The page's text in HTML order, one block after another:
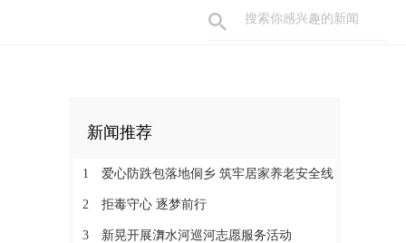
新闻推荐
1 爱心防跌包落地侗乡 筑牢居家养老安全线
2 拒毒守心 逐梦前行
3 新晃开展㵲水河巡河志愿服务活动